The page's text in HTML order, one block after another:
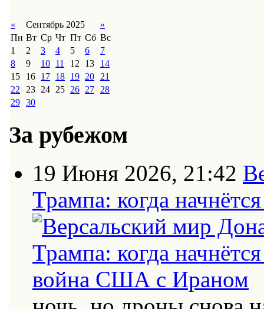
« Сентябрь 2025
»
Пн Вт Ср Чт Пт Сб Вс
1
2 3 4 5 6
7
8
9 10 11 12 13
14
15
16 17 18 19 20
21
22
23 24 25 26 27
28
29 30
За рубежом
19 Июня 2026, 21:42
Трампа: когда